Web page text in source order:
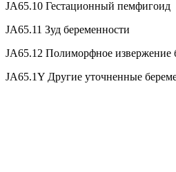
JA65.10 Гестационный пемфигоид
JA65.11 Зуд беременности
JA65.12 Полиморфное извержение
JA65.1Y Другие уточненные